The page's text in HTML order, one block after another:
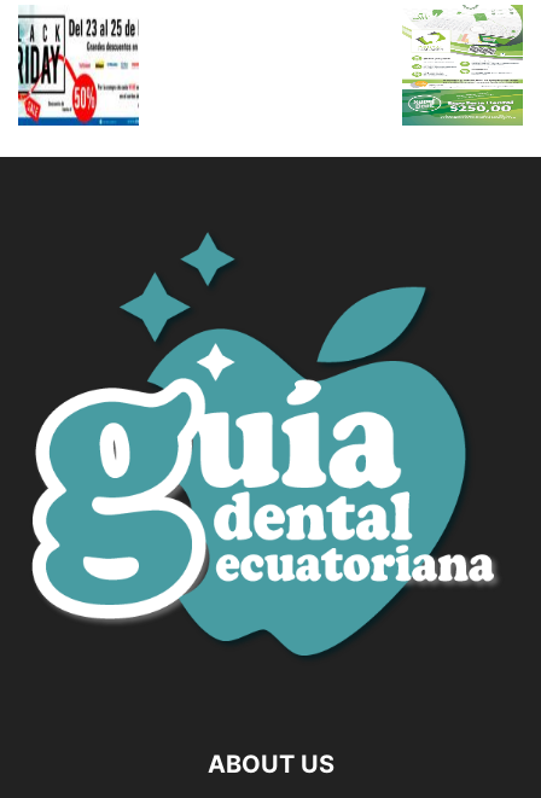
ABOUT US